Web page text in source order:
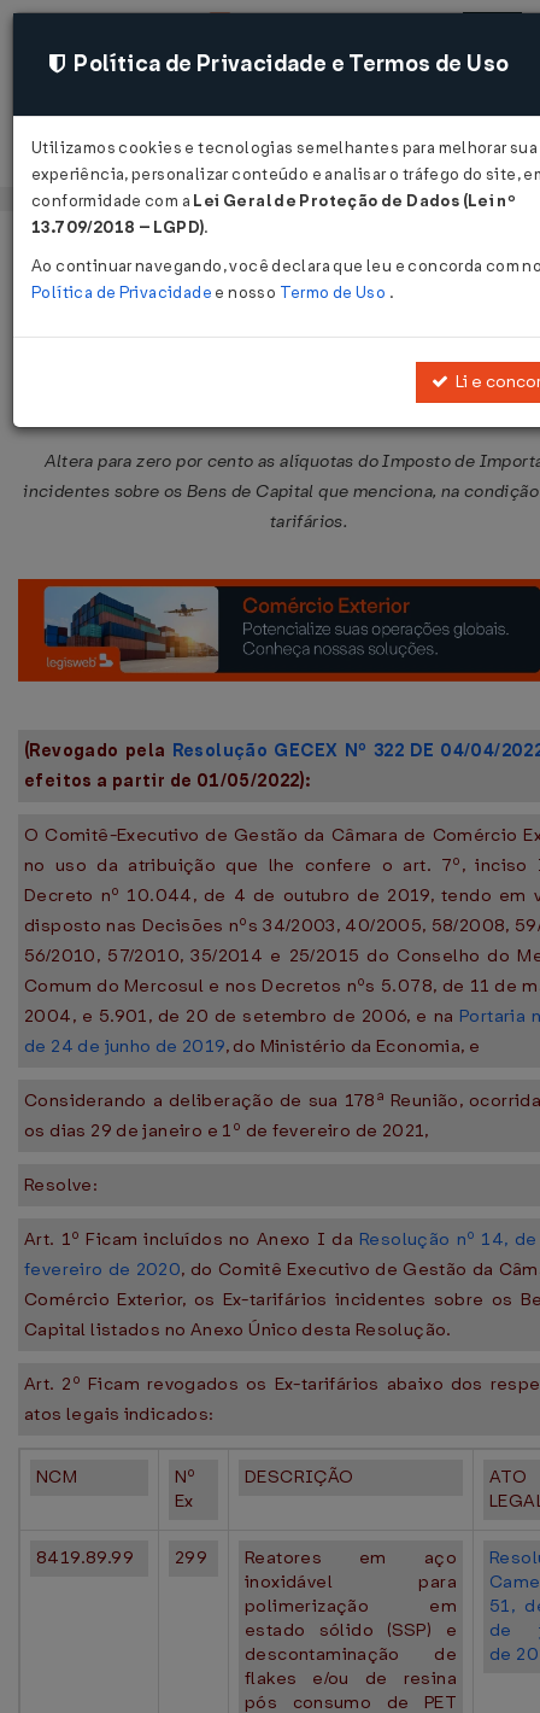
Acessar
Publicado no DOU em 17 fev 2021
Altera para zero por cento as alíquotas do Imposto de
incidentes sobre os Bens de Capital que menciona, na
tarifários.
(Revogado pela Resolução GECEX Nº 322 DE 04/04/
efeitos a partir de 01/05/2022):
O Comitê-Executivo de Gestão da Câmara de Comércio
no uso da atribuição que lhe confere o art. 7º, inciso
Decreto nº 10.044, de 4 de outubro de 2019, tendo em
disposto nas Decisões nºs 34/2003, 40/2005, 58/2008,
56/2010, 57/2010, 35/2014 e 25/2015 do Conselho do
Comum do Mercosul e nos Decretos nºs 5.078, de 11 de
2004, e 5.901, de 20 de setembro de 2006, e na Portaria
de 24 de junho de 2019, do Ministério da Economia, e
Considerando a deliberação de sua 178ª Reunião,
os dias 29 de janeiro e 1º de fevereiro de 2021,
Resolve:
Art. 1º Ficam incluídos no Anexo I da Resolução nº 14,
fevereiro de 2020, do Comitê Executivo de Gestão da
Comércio Exterior, os Ex-tarifários incidentes sobre os
Capital listados no Anexo Único desta Resolução.
Art. 2º Ficam revogados os Ex-tarifários abaixo dos
atos legais indicados:
NCM
Nº
Ex
DESCRIÇÃO
ATO
8419.89.99 299
Reatores em aço
inoxidável para
polimerização em
estado sólido (SSP) e
descontaminação de
flakes e/ou de resina
pós consumo de PET
51,
de
de
Política de Privacidade e Termos de Uso
Utilizamos cookies e tecnologias semelhantes para melhorar sua
experiência, personalizar conteúdo e analisar o tráfego do site,
conformidade com a Lei Geral de Proteção de Dados (Lei nº
13.709/2018 – LGPD).
Ao continuar navegando, você declara que leu e concorda com
Política de Privacidade e nosso Termo de Uso .
Li e